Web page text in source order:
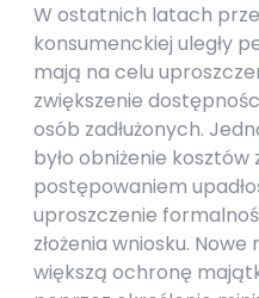
W ostatnich latach
konsumenckiej uległy
mają na celu
zwiększenie
osób zadłużonych.
było obniżenie kosztów
postępowaniem
uproszczenie
złożenia wniosku.
większą ochronę